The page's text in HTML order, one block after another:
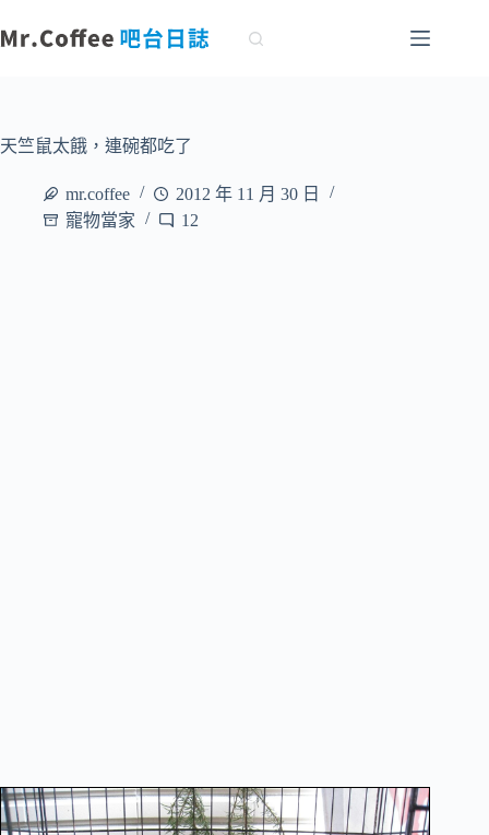
至
容
天竺鼠太餓，連碗都吃了
mr.coffee
2012 年 11 月 30 日
寵物當家
12